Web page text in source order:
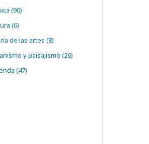
(90)
(6)
de las artes (8)
y paisajismo (26)
(47)